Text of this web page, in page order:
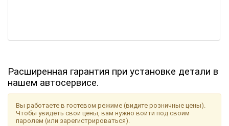
Расширенная гарантия при установке детали в
нашем автосервисе.
Вы работаете в гостевом режиме (видите розничные цены).
Чтобы увидеть свои цены, вам нужно войти под своим
паролем (или зарегистрироваться).